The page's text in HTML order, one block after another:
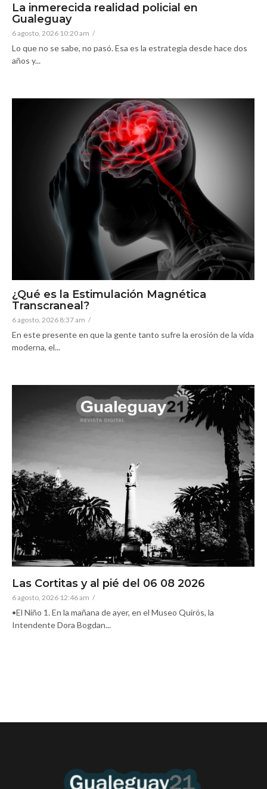
La inmerecida realidad policial en
Gualeguay
6 agosto, 2026 10:20 am /
Lo que no se sabe, no pasó. Esa es la estrategia desde hace dos
años y...
¿Qué es la Estimulación Magnética
Transcraneal?
6 agosto, 2026 8:37 am /
En este presente en que la gente tanto sufre la erosión de la vida
moderna, el...
Las Cortitas y al pié del 06 08 2026
6 agosto, 2026 12:46 am /
•El Niño 1. En la mañana de ayer, en el Museo Quirós, la
Intendente Dora Bogdan...